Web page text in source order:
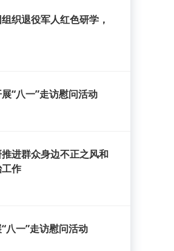
织退役军人红色研学，
“八一”走访慰问活动
进群众身边不正之风和
作
八一”走访慰问活动